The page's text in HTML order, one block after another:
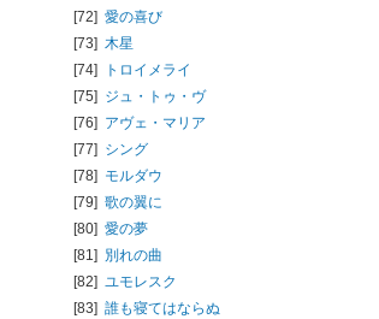
[72] 愛の喜び
[73] 木星
[74]
トロイメライ
[75] ジュ・トゥ・ヴ
[76] アヴェ・マリア
[77] シング
[78] モルダウ
[79] 歌の翼に
[80] 愛の夢
[81] 別れの曲
[82] ユモレスク
[83] 誰も寝てはならぬ